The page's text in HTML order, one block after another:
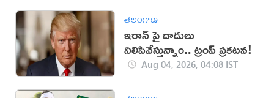
తెలంగాణ
ఇరాన్ పై దాడులు
నిలిపివేస్తున్నాం.. ట్రంప్ ప్రకటన!
Aug 04, 2026, 04:08 IST